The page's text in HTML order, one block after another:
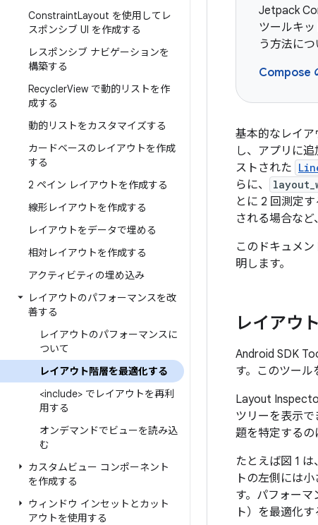
ConstraintLayout を使用してレ
スポンシブ UI を作成する
レスポンシブ ナビゲーションを
構築する
RecyclerView で動的リストを作
成する
動的リストをカスタマイズする
カードベースのレイアウトを作成
する
2 ペイン レイアウトを作成する
線形レイアウトを作成する
レイアウトをデータで埋める
相対レイアウトを作成する
アクティビティの埋め込み
レイアウトのパフォーマンスを改
善する
レイアウトのパフォーマンスに
ついて
レイアウト階層を最適化する
<include> でレイアウトを再利
用する
オンデマンドでビューを読み込
む
カスタムビュー コンポーネント
を作成する
ウィンドウ インセットとカット
アウトを使用する
Jetpack
ツールキ
う方法につ
Compose
基本的なレイ
し、アプリに
ストされた
らに、
とに 2 回測定
される場合など
このドキュメン
明します。
レイアウ
Android SDK
す。このツール
Layout
ツリーを表示
題を特定するの
たとえば図 1 は、
トの左側には
す。パフォー
ト）を最適化す